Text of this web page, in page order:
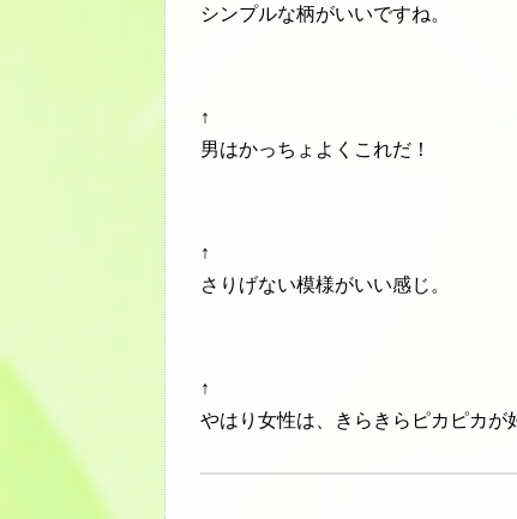
シンプルな柄がいいですね。
↑
男はかっちょよくこれだ！
↑
さりげない模様がいい感じ。
↑
やはり女性は、きらきらピカピカが